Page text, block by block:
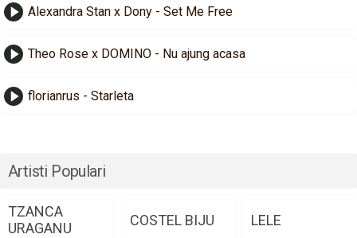
Alexandra Stan x Dony - Set Me Free
Theo Rose x DOMINO - Nu ajung acasa
florianrus - Starleta
Artisti Populari
TZANCA
URAGANU
COSTEL BIJU LELE